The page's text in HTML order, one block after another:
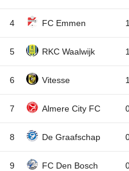
4 FC Emmen 1
5 RKC Waalwijk 1
6 Vitesse 1
7 Almere City FC
8 De Graafschap
9 FC Den Bosch